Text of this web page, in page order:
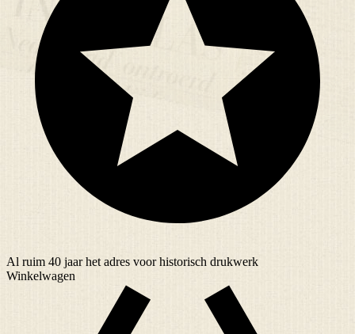
Al ruim 40 jaarhet adres voor historisch drukwerk
Winkelwagen